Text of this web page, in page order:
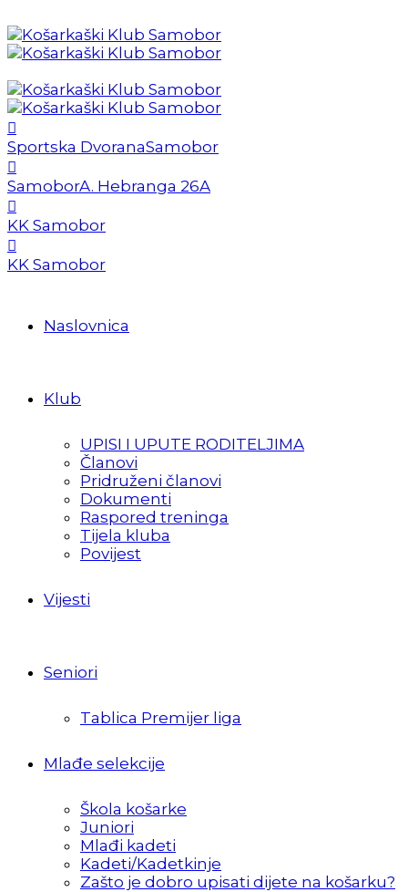
Sportska DvoranaSamobor
SamoborA. Hebranga 26A
KK Samobor
KK Samobor
Naslovnica
Klub
UPISI I UPUTE RODITELJIMA
Članovi
Pridruženi članovi
Dokumenti
Raspored treninga
Tijela kluba
Povijest
Vijesti
Seniori
Tablica Premijer liga
Mlađe selekcije
Škola košarke
Juniori
Mlađi kadeti
Kadeti/Kadetkinje
Zašto je dobro upisati dijete na košarku?